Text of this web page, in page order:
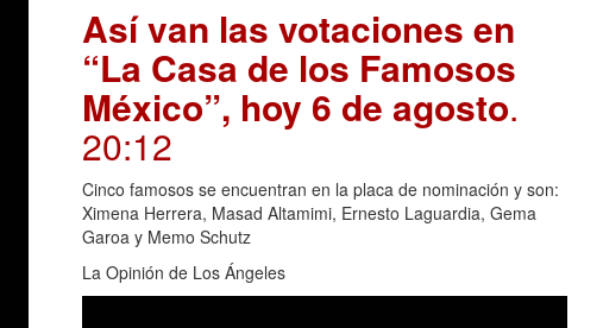
Así van las votaciones en
“La Casa de los Famosos
México”, hoy 6 de agosto.
20:12
Cinco famosos se encuentran en la placa de nominación y son:
Ximena Herrera, Masad Altamimi, Ernesto Laguardia, Gema
Garoa y Memo Schutz
La Opinión de Los Ángeles